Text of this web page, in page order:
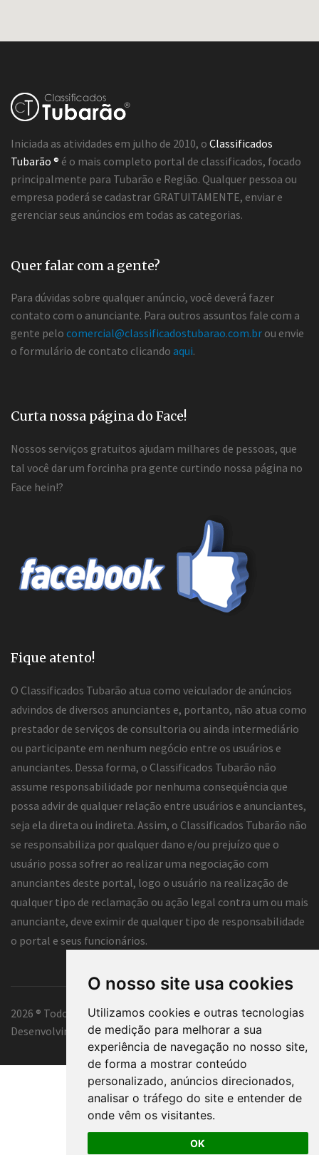
O nosso site usa cookies
Utilizamos cookies e outras tecnologias
de medição para melhorar a sua
experiência de navegação no nosso site,
de forma a mostrar conteúdo
personalizado, anúncios direcionados,
analisar o tráfego do site e entender de
onde vêm os visitantes.
OK
Iniciada as atividades em julho de 2010, o Classificados
Tubarão ® é o mais completo portal de classificados, focado
principalmente para Tubarão e Região. Qualquer pessoa ou
empresa poderá se cadastrar GRATUITAMENTE, enviar e
gerenciar seus anúncios em todas as categorias.
Quer falar com a gente?
Para dúvidas sobre qualquer anúncio, você deverá fazer
contato com o anunciante. Para outros assuntos fale com a
gente pelo comercial@classificadostubarao.com.br ou envie
o formulário de contato clicando aqui.
Curta nossa página do Face!
Nossos serviços gratuitos ajudam milhares de pessoas, que
tal você dar um forcinha pra gente curtindo nossa página no
Face hein!?
Fique atento!
O Classificados Tubarão atua como veiculador de anúncios
advindos de diversos anunciantes e, portanto, não atua como
prestador de serviços de consultoria ou ainda intermediário
ou participante em nenhum negócio entre os usuários e
anunciantes. Dessa forma, o Classificados Tubarão não
assume responsabilidade por nenhuma conseqüência que
possa advir de qualquer relação entre usuários e anunciantes,
seja ela direta ou indireta. Assim, o Classificados Tubarão não
se responsabiliza por qualquer dano e/ou prejuízo que o
usuário possa sofrer ao realizar uma negociação com
anunciantes deste portal, logo o usuário na realização de
qualquer tipo de reclamação ou ação legal contra um ou mais
anunciante, deve eximir de qualquer tipo de responsabilidade
o portal e seus funcionários.
2026 ® Todos os direitos reservados.
Desenvolvimento e hospedagemClassificados Tubarão ®